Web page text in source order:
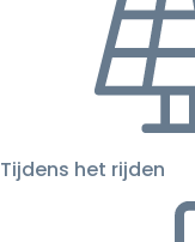
Tijdens het rijden